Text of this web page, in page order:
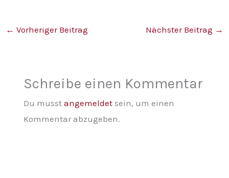
← Vorheriger Beitrag Nächster Beitrag →
Schreibe einen Kommentar
Du musst angemeldetsein, um einen
Kommentar abzugeben.